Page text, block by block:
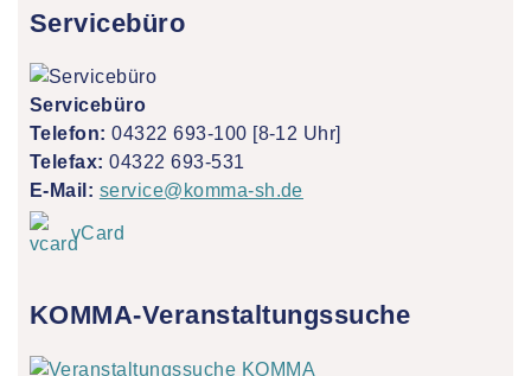
Servicebüro
Servicebüro
Telefon: 04322 693-100 [8-12 Uhr]
Telefax: 04322 693-531
E-Mail: service@komma-sh.de
vCard
KOMMA-Veranstaltungssuche